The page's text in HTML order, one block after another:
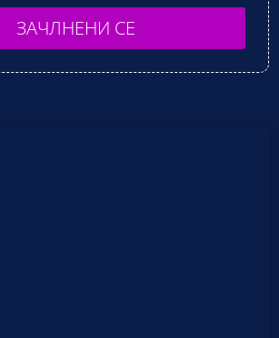
ЗАЧЛНЕНИ СЕ